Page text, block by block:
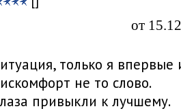
от
только я впервые
не то слово.
привыкли к лучшему.